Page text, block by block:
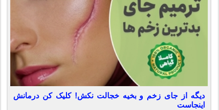
دیگه از جای زخم و بخیه خجالت نکش! کلیک کن درمانش
اینجاست